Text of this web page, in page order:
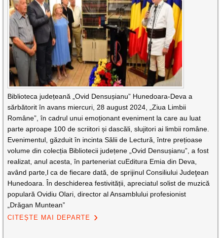
Biblioteca județeană „Ovid Densușianu” Hunedoara-Deva a
sărbătorit în avans miercuri, 28 august 2024, „Ziua Limbii
Române”, în cadrul unui emoționant eveniment la care au luat
parte aproape 100 de scriitori și dascăli, slujitori ai limbii române.
Evenimentul, găzduit în incinta Sălii de Lectură, între prețioase
volume din colecția Bibliotecii județene „Ovid Densușianu”, a fost
realizat, anul acesta, în parteneriat cuEditura Emia din Deva,
având parte,l ca de fiecare dată, de sprijinul Consiliului Judeţean
Hunedoara. În deschiderea festivității, apreciatul solist de muzică
populară Ovidiu Olari, director al Ansamblului profesionist
„Drăgan Muntean”
CITEȘTE MAI DEPARTE